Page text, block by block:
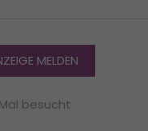
MELDEN
besucht